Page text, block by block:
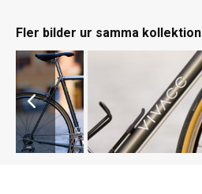
Fler bilder ur samma kollektion